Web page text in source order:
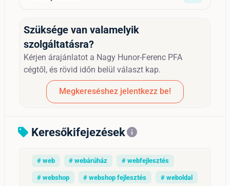
Szüksége van valamelyik
szolgáltatásra?
Kérjen árajánlatot a Nagy Hunor-Ferenc PFA
cégtől, és rövid időn belül választ kap.
Megkereséshez jelentkezz be!
sell Keresőkifejezésekinfo
# web # webárúház # webfejlesztés
# webshop # webshop fejlesztés # weboldal